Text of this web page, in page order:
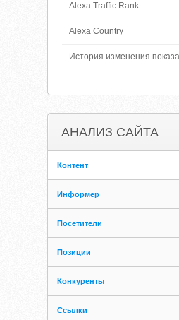
Alexa Traffic Rank
Alexa Country
История изменения
АНАЛИЗ САЙТА
Контент
Информер
Посетители
Позиции
Конкуренты
Ссылки